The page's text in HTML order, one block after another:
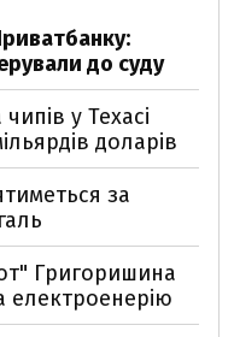
до суду
у Техасі
доларів
за
Григоришина
електроенерію